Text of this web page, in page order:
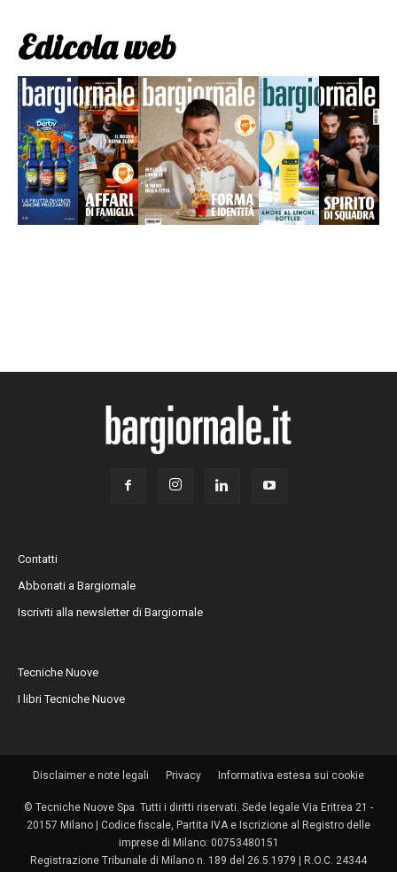
Edicola web
Contatti
Abbonati a Bargiornale
Iscriviti alla newsletter di Bargiornale
Tecniche Nuove
I libri Tecniche Nuove
Disclaimer e note legali Privacy Informativa estesa sui cookie
© Tecniche Nuove Spa. Tutti i diritti riservati. Sede legale Via Eritrea 21 -
20157 Milano | Codice fiscale, Partita IVA e Iscrizione al Registro delle
imprese di Milano: 00753480151
Registrazione Tribunale di Milano n. 189 del 26.5.1979 | R.O.C. 24344